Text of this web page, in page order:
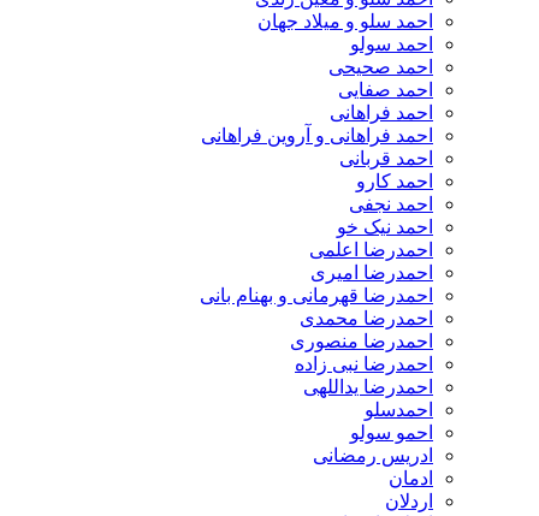
احمد سلو و میلاد جهان
احمد سولو
احمد صحیحی
احمد صفایی
احمد فراهانی
احمد فراهانی و آروین فراهانی
احمد قربانی
احمد کارو
احمد نجفی
احمد نیک خو
احمدرضا اعلمی
احمدرضا امیری
احمدرضا قهرمانی و بهنام بانی
احمدرضا محمدی
احمدرضا منصوری
احمدرضا نبی زاده
احمدرضا یداللهی
احمدسلو
احمو سولو
ادریس رمضانی
ادمان
اردلان